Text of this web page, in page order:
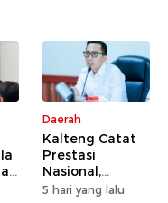
Daerah
Kalteng Catat
Prestasi
Nasional,
Pelayanan
5 hari yang lalu